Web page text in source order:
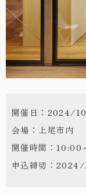
開催日：2024/
会場：上尾市内
開催時間：10:00
申込締切：